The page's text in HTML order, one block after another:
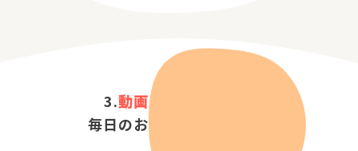
3.動画×マップ
毎日のお出かけが楽しく！